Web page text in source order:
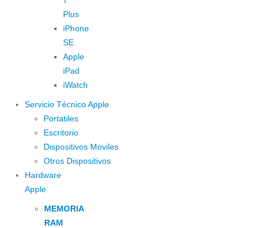
Plus
iPhone
SE
Apple
iPad
iWatch
Servicio Técnico Apple
Portatiles
Escritorio
Dispositivos Moviles
Otros Dispositivos
Hardware
Apple
MEMORIA
RAM